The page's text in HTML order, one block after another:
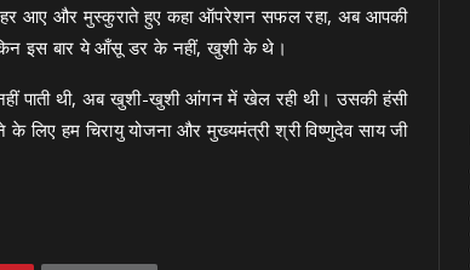
आए और मुस्कुराते हुए कहा ऑपरेशन सफल रहा, अब आपकी
इस बार ये आँसू डर के नहीं, खुशी के थे।
पाती थी, अब खुशी-खुशी आंगन में खेल रही थी। उसकी हंसी
लिए हम चिरायु योजना और मुख्यमंत्री श्री विष्णुदेव साय जी